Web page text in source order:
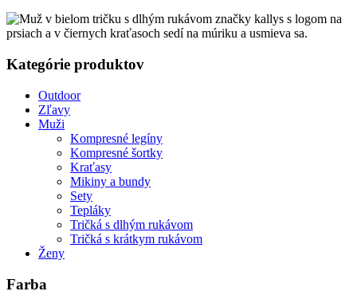
Kategórie produktov
Outdoor
Zľavy
Muži
Kompresné legíny
Kompresné šortky
Kraťasy
Mikiny a bundy
Sety
Tepláky
Tričká s dlhým rukávom
Tričká s krátkym rukávom
Ženy
Farba